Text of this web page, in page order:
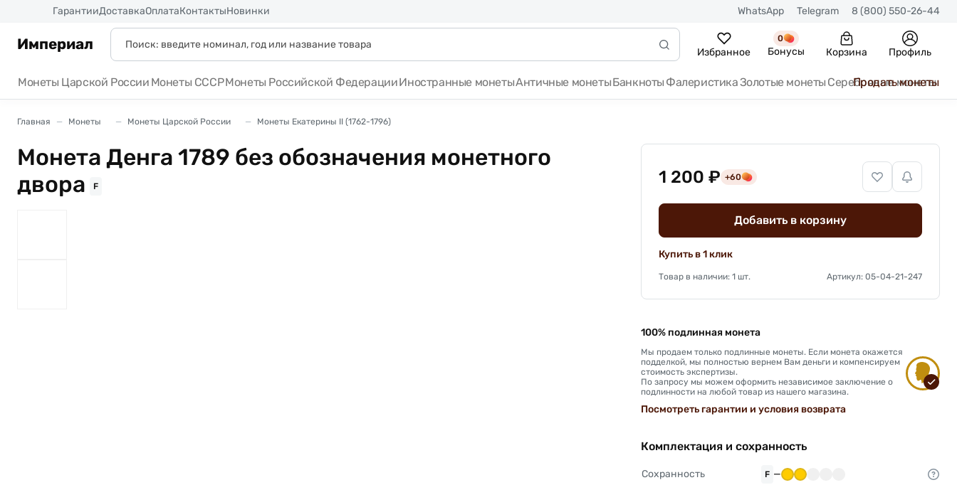
ГарантииДоставкаОплатаКонтактыНовинки WhatsApp Telegram 8 (800) 550-26-44
Империал Избранное
0
Бонусы Корзина Профиль
Монеты Царской России Монеты СССРМонеты Российской ФедерацииИностранные монетыАнтичные монетыБанкноты ФалеристикаЗолотые монеты Серебряные монеты
Продать монеты
Главная Монеты Монеты Царской России Монеты Екатерины II (1762-1796)
Монета Денга 1789 без обозначения монетного
двора
F 1 200 ₽ +60
Добавить в корзину
Купить в 1 клик
Товар в наличии: 1 шт. Артикул: 05-04-21-247
100% подлинная монета
Мы продаем только подлинные монеты. Если монета окажется
подделкой, мы полностью вернем Вам деньги и компенсируем
стоимость экспертизы.
По запросу мы можем оформить независимое заключение о
подлинности на любой товар из нашего магазина.
Посмотреть гарантии и условия возврата
Комплектация и сохранность
Сохранность F —